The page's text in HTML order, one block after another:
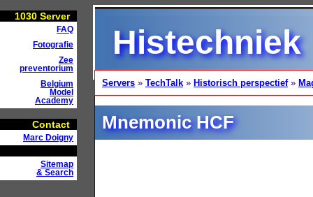
1030 Server
FAQ
Fotografie
Zee
preventorium
Belgium
Model
Academy
Contact
Marc Doigny
Sitemap
& Search
Histechniek
Servers » TechTalk » Historisch perspectief»
Mnemonic HCF